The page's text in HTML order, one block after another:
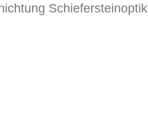
Schiefersteinoptik